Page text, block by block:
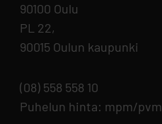
90100 Oulu
PL 22,
90015 Oulun kaupunki
(08) 558 558 10
Puhelun hinta: mpm/pvm